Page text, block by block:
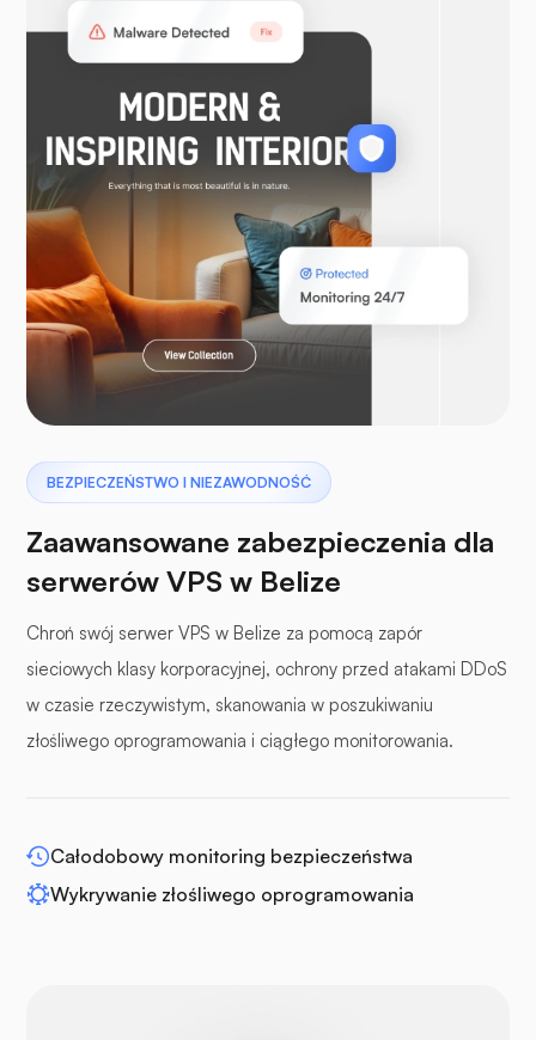
WooCommerce
Laravel
Pterodaktyl
panele buforowe
BEZPIECZEŃSTWO I NIEZAWODNOŚĆ
Zaawansowane zabezpieczenia dla
serwerów VPS w Belize
Chroń swój serwer VPS w Belize za pomocą zapór
sieciowych klasy korporacyjnej, ochrony przed atakami DDoS
w czasie rzeczywistym, skanowania w poszukiwaniu
złośliwego oprogramowania i ciągłego monitorowania.
Całodobowy monitoring bezpieczeństwa
Wykrywanie złośliwego oprogramowania